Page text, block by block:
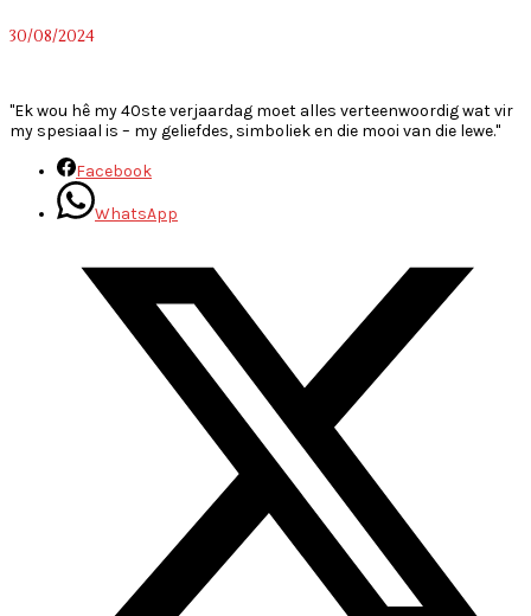
30/08/2024
"Ek wou hê my 40ste verjaardag moet alles verteenwoordig wat vir
my spesiaal is – my geliefdes, simboliek en die mooi van die lewe."
Facebook
WhatsApp